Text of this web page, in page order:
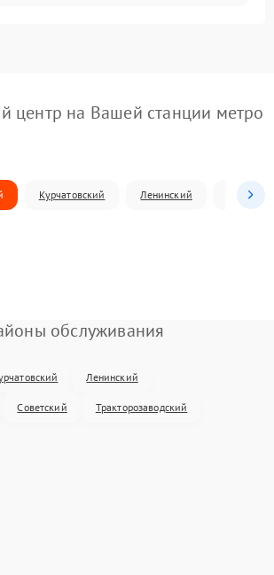
центр на Вашей станции метро
Курчатовский Ленинский
обслуживания
Ленинский
Советский Тракторозаводский